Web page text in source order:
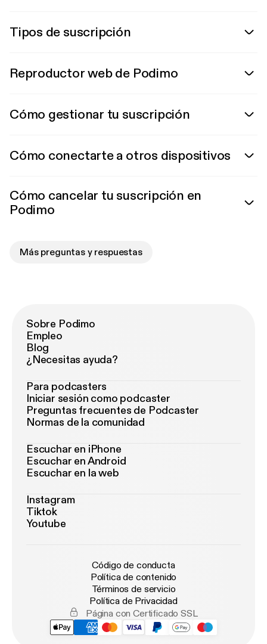
Tipos de suscripción
Reproductor web de Podimo
Cómo gestionar tu suscripción
Cómo conectarte a otros dispositivos
Cómo cancelar tu suscripción en
Podimo
Más preguntas y respuestas
Sobre Podimo
Empleo
Blog
¿Necesitas ayuda?
Para podcasters
Iniciar sesión como podcaster
Preguntas frecuentes de Podcaster
Normas de la comunidad
Escuchar en iPhone
Escuchar en Android
Escuchar en la web
Instagram
Tiktok
Youtube
Código de conducta
Política de contenido
Términos de servicio
Política de Privacidad
Página con Certificado SSL